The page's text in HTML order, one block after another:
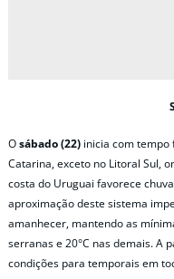
Osábado (22) inicia com tempo
Catarina, exceto no Litoral Sul,
costa do Uruguai favorece
aproximação deste sistema
amanhecer, mantendo as
serranas e 20°C nas demais. A
condições para temporais em